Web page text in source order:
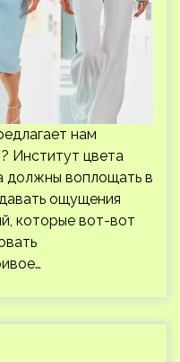
нам
Институт цвета
должны воплощать в
ощущения
которые вот-вот